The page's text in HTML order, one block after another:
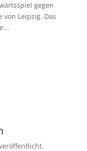
gegen
von Leipzig. Das